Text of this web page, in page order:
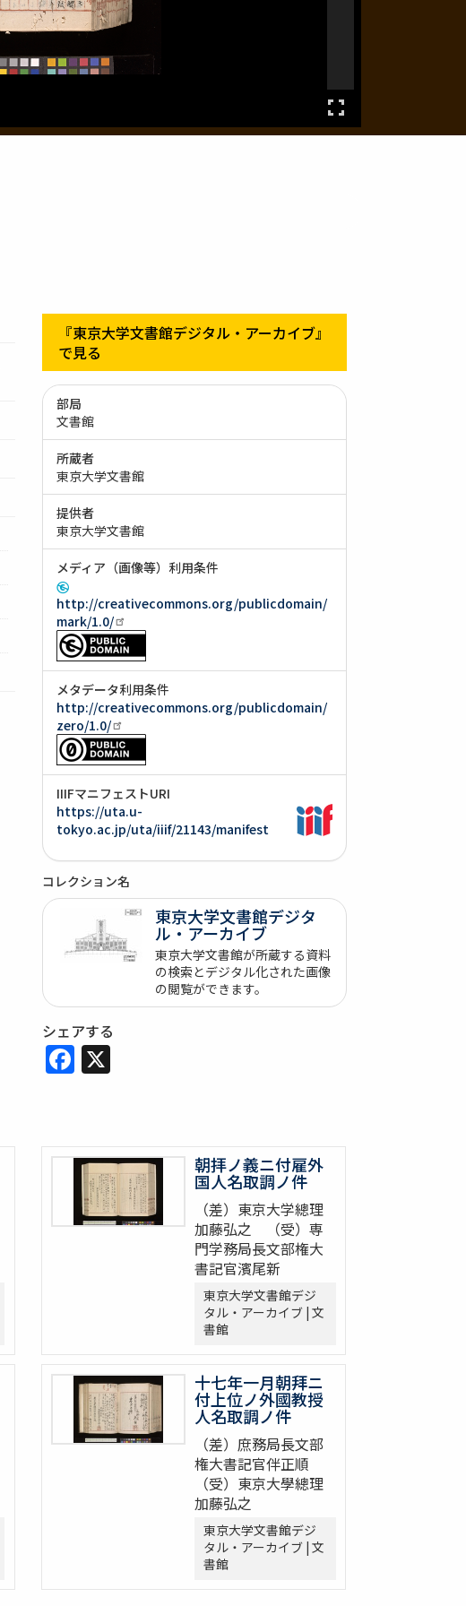
『東京大学文書館デジタル・アーカイブ』
で見る
部局
文書館
所蔵者
東京大学文書館
提供者
東京大学文書館
メディア（画像等）利用条件
http://creativecommons.org/publicdomain/
mark/1.0/
メタデータ利用条件
http://creativecommons.org/publicdomain/
zero/1.0/
IIIFマニフェストURI
https://uta.u-
tokyo.ac.jp/uta/iiif/21143/manifest
コレクション名
東京大学文書館デジタ
ル・アーカイブ
東京大学文書館が所蔵する資料
の検索とデジタル化された画像
の閲覧ができます。
シェアする
Facebook
X
朝拝ノ義ニ付雇外
国人名取調ノ件
（差）東京大学總理
加藤弘之 （受）専
門学務局長文部権大
書記官濱尾新
東京大学文書館デジ
タル・アーカイブ | 文
書館
十七年一月朝拜ニ
付上位ノ外國教授
人名取調ノ件
（差）庶務局長文部
権大書記官伴正順
（受）東京大學總理
加藤弘之
東京大学文書館デジ
タル・アーカイブ | 文
書館